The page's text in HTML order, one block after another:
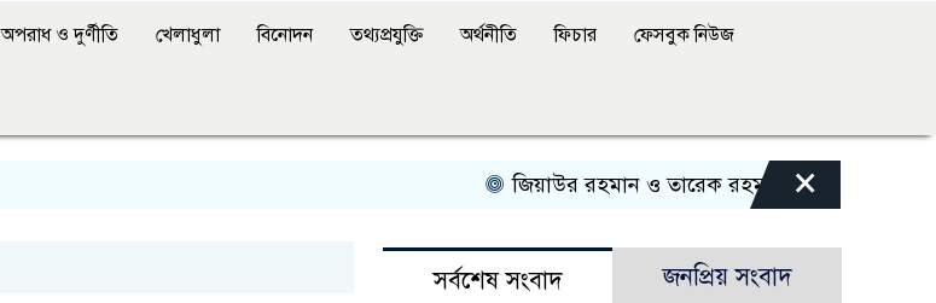
অপরাধ ও দুর্ণীতি খেলাধুলা বিনোদন তথ্যপ্রযুক্তি অর্থনীতি ফিচার ফেসবুক নিউজ
জিয়াউর রহমান ও তারেক রহমানকে নিয়ে বিতর্কিত
×
সর্বশেষ সংবাদ জনপ্রিয় সংবাদ